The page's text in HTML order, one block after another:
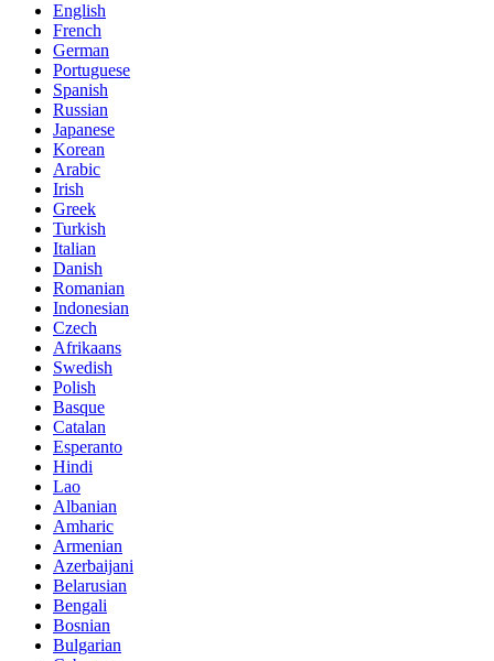
English
French
German
Portuguese
Spanish
Russian
Japanese
Korean
Arabic
Irish
Greek
Turkish
Italian
Danish
Romanian
Indonesian
Czech
Afrikaans
Swedish
Polish
Basque
Catalan
Esperanto
Hindi
Lao
Albanian
Amharic
Armenian
Azerbaijani
Belarusian
Bengali
Bosnian
Bulgarian